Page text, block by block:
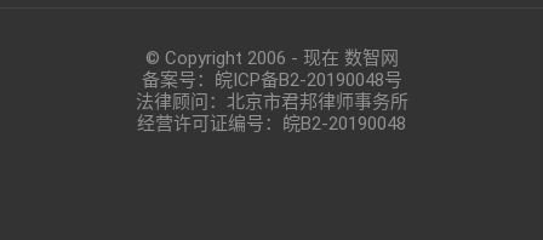
© Copyright 2006 - 现在 数智网
备案号： 皖ICP备B2-20190048号
法律顾问：北京市君邦律师事务所
经营许可证编号：皖B2-20190048